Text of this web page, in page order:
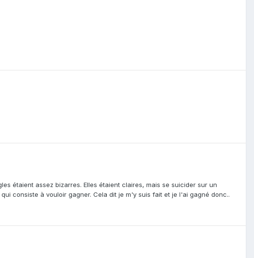
étaient assez bizarres. Elles étaient claires, mais se suicider sur un
consiste à vouloir gagner. Cela dit je m'y suis fait et je l'ai gagné donc..